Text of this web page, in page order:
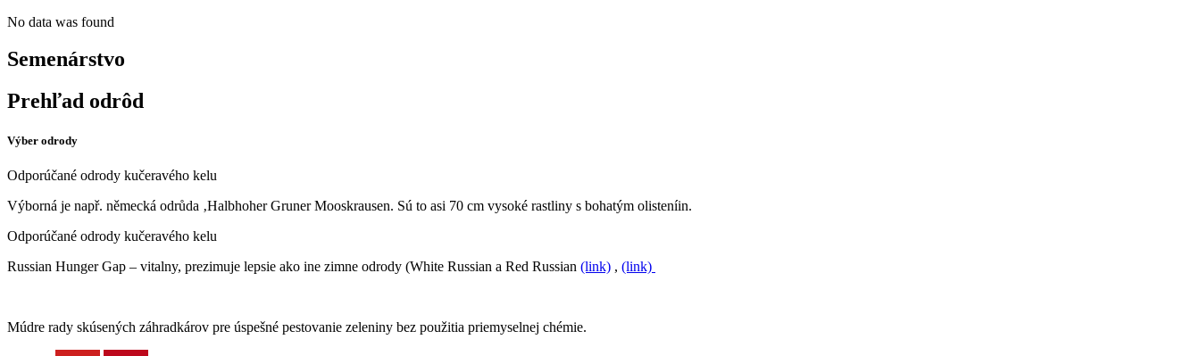
No data was found
Semenárstvo
Prehľad odrôd
Výber odrody
Odporúčané odrody kučeravého kelu
Výborná je např. německá odrůda ‚Halbhoher Gruner Mooskrausen. Sú to asi 70 cm vysoké rastliny s bohatým olisteníin.
Odporúčané odrody kučeravého kelu
Russian Hunger Gap – vitalny, prezimuje lepsie ako ine zimne odrody (White Russian a Red Russian (link) , (link)
Múdre rady skúsených záhradkárov pre úspešné pestovanie zeleniny bez použitia priemyselnej chémie.